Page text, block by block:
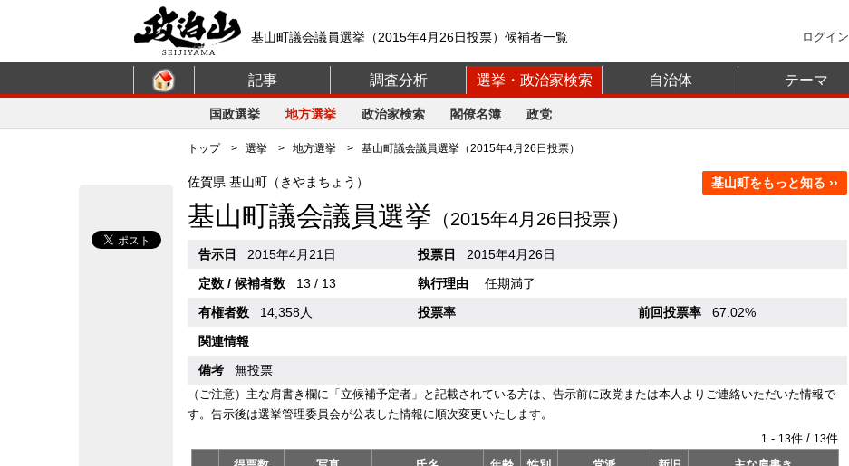
基山町議会議員選挙（2015年4月26日投票）候補者一覧 ログイン
記事 調査分析 選挙・政治家検索 自治体 テーマ
国政選挙 地方選挙 政治家検索 閣僚名簿 政党
トップ> 選挙 > 地方選挙 > 基山町議会議員選挙（2015年4月26日投票）
基山町をもっと知る ››
佐賀県 基山町（きやまちょう）
基山町議会議員選挙 （2015年4月26日投票）
告示日 2015年4月21日 投票日
2015年4月26日
定数 / 候補者数
13 / 13 執行理由
任期満了
有権者数
14,358人 投票率 前回投票率
67.02%
関連情報
備考
無投票
（ご注意）主な肩書き欄に「立候補予定者」と記載されている方は、告示前に政党または本人よりご連絡いただいた情報で
す。告示後は選挙管理委員会が公表した情報に順次変更いたします。
1 - 13件 / 13件